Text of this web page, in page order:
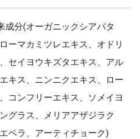
成分(オーガニックシアバタ
ーマカミツレエキス、オドリ
セイヨウキズタエキス、アル
キス、ニンニクエキス、ロー
コンフリーエキス、ソメイヨ
グラス、メリアアザジラク
ベラ、アーティチョーク)